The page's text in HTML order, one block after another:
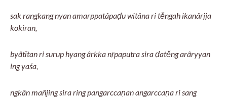
sak rangkang nyan amarppatâpaḍu witâna ri těngah ikanârjja
kokiran,
byâtītan ri surup hyang ârkka nṛpaputra sira ḍatěng arâryyan
ing yaśa,
ngkân mañjing sira ring pangarccaṇan angarccaṇa ri sang